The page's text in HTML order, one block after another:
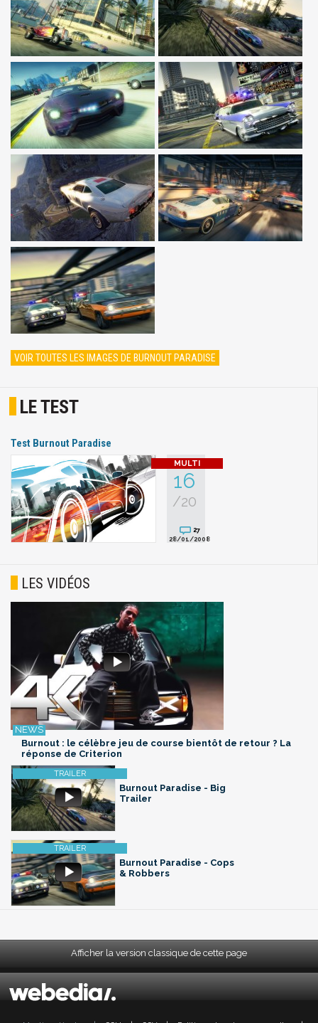
VOIR TOUTES LES IMAGES DE BURNOUT PARADISE
LE TEST
Test Burnout Paradise
16
/20
27
28/01/2008
LES VIDÉOS
Burnout : le célèbre jeu de course bientôt de retour ? La
réponse de Criterion
Burnout Paradise - Big
Trailer
Burnout Paradise - Cops
& Robbers
Afficher la version classique de cette page